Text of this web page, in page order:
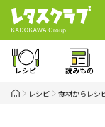
レシピ 読みもの
レシピ 食材からレシ